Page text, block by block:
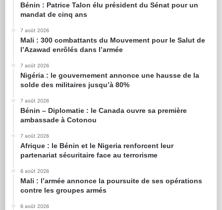
Bénin : Patrice Talon élu président du Sénat pour un
mandat de cinq ans
7 août 2026
Mali : 300 combattants du Mouvement pour le Salut de
l’Azawad enrôlés dans l’armée
7 août 2026
Nigéria : le gouvernement annonce une hausse de la
solde des militaires jusqu’à 80%
7 août 2026
Bénin – Diplomatie : le Canada ouvre sa première
ambassade à Cotonou
7 août 2026
Afrique : le Bénin et le Nigeria renforcent leur
partenariat sécuritaire face au terrorisme
6 août 2026
Mali : l’armée annonce la poursuite de ses opérations
contre les groupes armés
6 août 2026